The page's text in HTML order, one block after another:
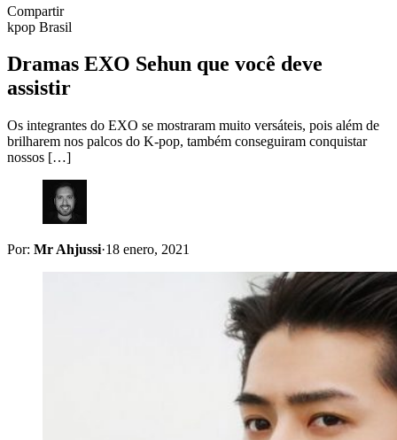
Compartir
kpop Brasil
Dramas EXO Sehun que você deve
assistir
Os integrantes do EXO se mostraram muito versáteis, pois além de
brilharem nos palcos do K-pop, também conseguiram conquistar
nossos […]
Por: Mr Ahjussi·18 enero, 2021